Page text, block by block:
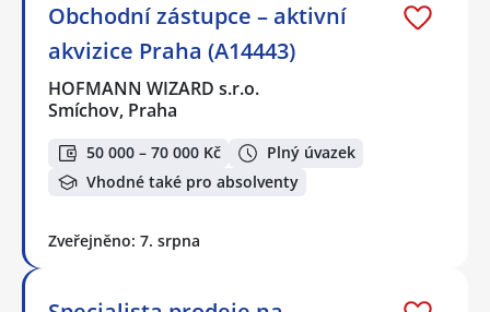
Obchodní zástupce – aktivní
akvizice Praha (A14443)
HOFMANN WIZARD s.r.o.
Smíchov, Praha
50 000 – 70 000 Kč
Plný úvazek
Vhodné také pro absolventy
Zveřejněno: 7. srpna